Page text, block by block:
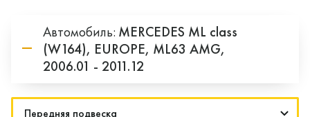
Автомобиль: MERCEDES ML class
(W164), EUROPE, ML63 AMG,
2006.01 - 2011.12